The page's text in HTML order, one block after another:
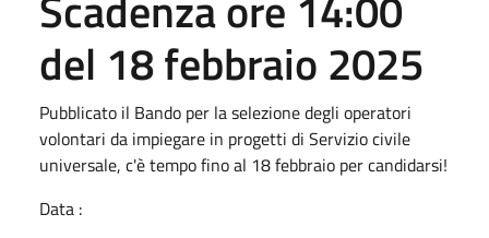
del 18 febbraio 2025
Pubblicato il Bando per la selezione degli operatori
volontari da impiegare in progetti di Servizio civile
universale, c'è tempo fino al 18 febbraio per candidarsi!
Data :